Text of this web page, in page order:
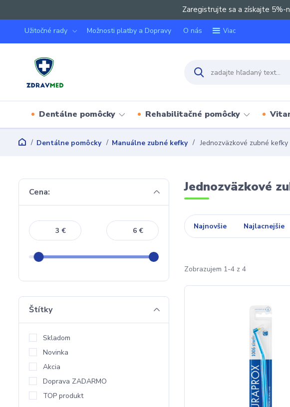
Zaregistrujte sa a získajte 5%-
Užitočné rady Možnosti platby a Dopravy O nás Viac
Dentálne pomôcky Rehabilitačné pomôcky
Dentálne pomôcky Manuálne zubné kefky Jednozväzkové zubné kefky
Jednozväzkové
Najnovšie Najlacnejšie
Zobrazujem 1-4 z 4
Cena:
€ €
Štítky
Skladom
Novinka
Akcia
Doprava ZADARMO
TOP produkt